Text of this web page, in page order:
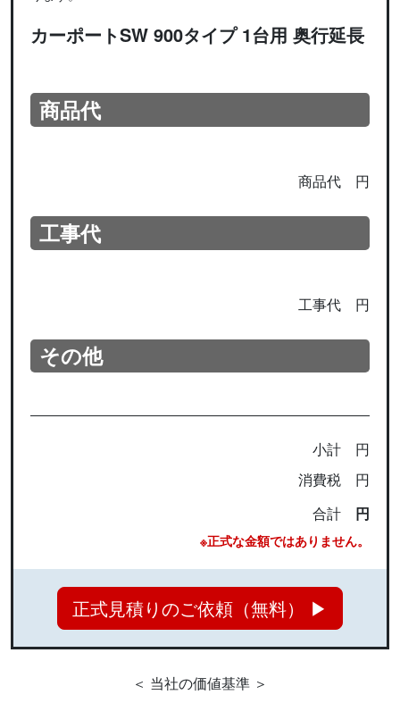
カーポートSW 900タイプ 1台用 奥行延長
商品代
商品代 円
工事代
工事代 円
その他
小計 円
消費税 円
合計 円
※正式な金額ではありません。
正式見積りのご依頼（無料） ▶
＜ 当社の価値基準 ＞